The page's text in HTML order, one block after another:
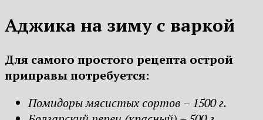
Аджика на зиму с варкой
Для самого простого рецепта острой
приправы потребуется:
Помидоры мясистых сортов – 1500 г.